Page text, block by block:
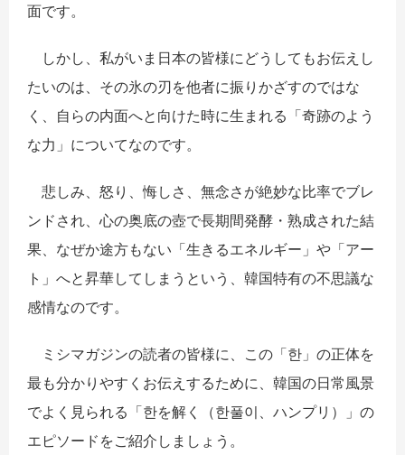
面です。
しかし、私がいま日本の皆様にどうしてもお伝えし
たいのは、その氷の刃を他者に振りかざすのではな
く、自らの内面へと向けた時に生まれる「奇跡のよう
な力」についてなのです。
悲しみ、怒り、悔しさ、無念さが絶妙な比率でブレ
ンドされ、心の奥底の壺で長期間発酵・熟成された結
果、なぜか途方もない「生きるエネルギー」や「アー
ト」へと昇華してしまうという、韓国特有の不思議な
感情なのです。
ミシマガジンの読者の皆様に、この「한 」の正体を
最も分かりやすくお伝えするために、韓国の日常風景
でよく見られる「한を解く（한풀이 、ハンプリ）」の
エピソードをご紹介しましょう。